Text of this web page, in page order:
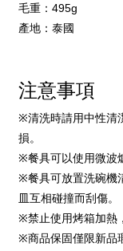
毛重： 495g
產地：泰國
注意事項
※清洗時請用中性清
損。
※餐具可以使用微波
※餐具可放置洗碗機
皿互相碰撞而刮傷。
※禁止使用烤箱加熱
※商品保固僅限新品